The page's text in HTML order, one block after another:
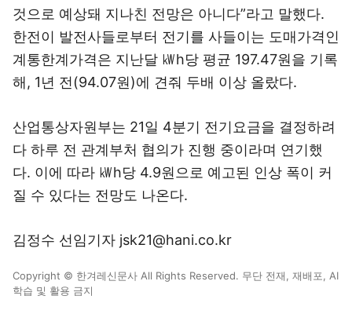
것으로 예상돼 지나친 전망은 아니다”라고 말했다.
한전이 발전사들로부터 전기를 사들이는 도매가격인
계통한계가격은 지난달 ㎾h당 평균 197.47원을 기록
해, 1년 전(94.07원)에 견줘 두배 이상 올랐다.
산업통상자원부는 21일 4분기 전기요금을 결정하려
다 하루 전 관계부처 협의가 진행 중이라며 연기했
다. 이에 따라 ㎾h당 4.9원으로 예고된 인상 폭이 커
질 수 있다는 전망도 나온다.
김정수 선임기자 jsk21@hani.co.kr
Copyright © 한겨레신문사 All Rights Reserved. 무단 전재, 재배포, AI
학습 및 활용 금지